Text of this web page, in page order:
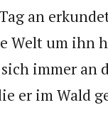
an
Welt um ihn
immer an
er im Wald